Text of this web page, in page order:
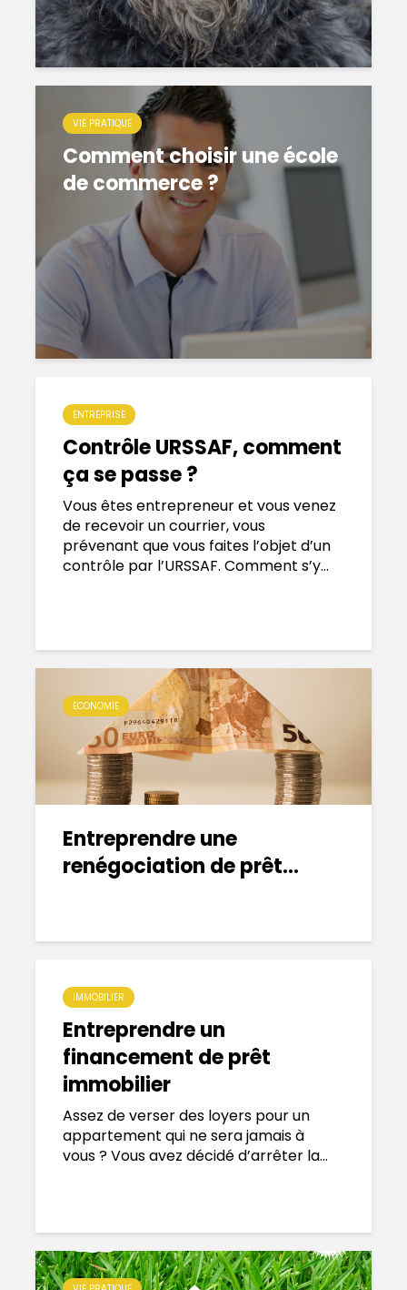
VIE PRATIQUE
Comment choisir une école
de commerce ?
ENTREPRISE
Contrôle URSSAF, comment
ça se passe ?
Vous êtes entrepreneur et vous venez
de recevoir un courrier, vous
prévenant que vous faites l’objet d’un
contrôle par l’URSSAF. Comment s’y...
ECONOMIE
Entreprendre une
renégociation de prêt...
IMMOBILIER
Entreprendre un
financement de prêt
immobilier
Assez de verser des loyers pour un
appartement qui ne sera jamais à
vous ? Vous avez décidé d’arrêter la...